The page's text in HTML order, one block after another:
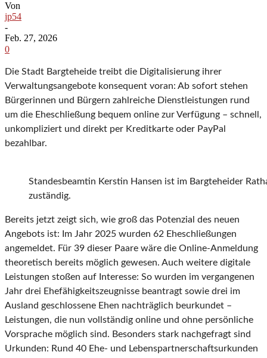
Von
jp54
-
Feb. 27, 2026
0
Die Stadt Bargteheide treibt die Digitalisierung ihrer
Verwaltungsangebote konsequent voran: Ab sofort stehen
Bürgerinnen und Bürgern zahlreiche Dienstleistungen rund
um die Eheschließung bequem online zur Verfügung – schnell,
unkompliziert und direkt per Kreditkarte oder PayPal
bezahlbar.
Standesbeamtin Kerstin Hansen ist im Bargteheider
zuständig.
Bereits jetzt zeigt sich, wie groß das Potenzial des neuen
Angebots ist: Im Jahr 2025 wurden 62 Eheschließungen
angemeldet. Für 39 dieser Paare wäre die Online-Anmeldung
theoretisch bereits möglich gewesen. Auch weitere digitale
Leistungen stoßen auf Interesse: So wurden im vergangenen
Jahr drei Ehefähigkeitszeugnisse beantragt sowie drei im
Ausland geschlossene Ehen nachträglich beurkundet –
Leistungen, die nun vollständig online und ohne persönliche
Vorsprache möglich sind. Besonders stark nachgefragt sind
Urkunden: Rund 40 Ehe- und Lebenspartnerschaftsurkunden